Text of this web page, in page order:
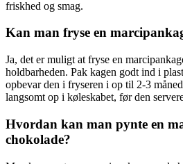
friskhed og smag.
Kan man fryse en
Ja, det er muligt at fryse en
holdbarheden. Pak kagen godt ind i
opbevar den i fryseren i op til 2-3
langsomt op i køleskabet, før den
Hvordan kan man pynte en
chokolade?